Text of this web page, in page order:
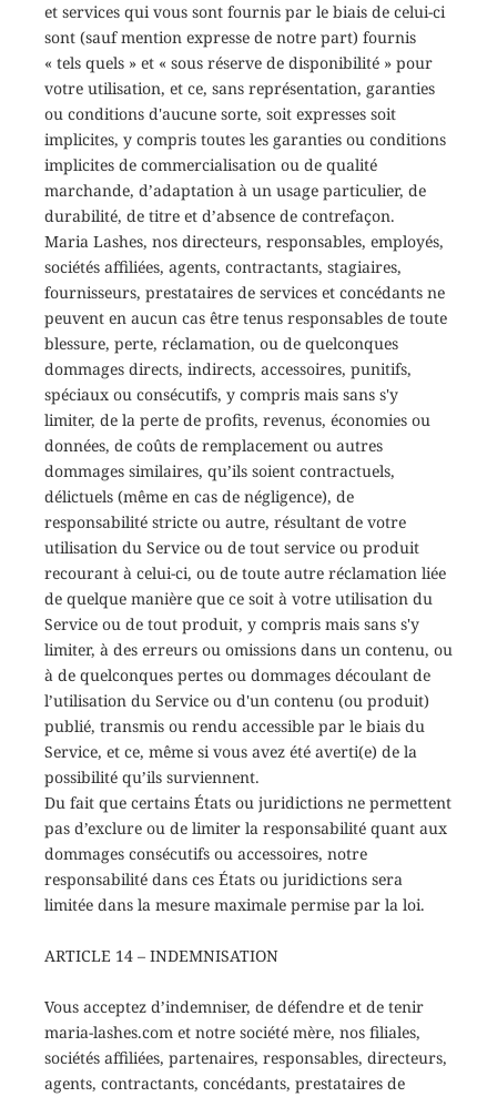
et services qui vous sont fournis par le biais de celui-ci
sont (sauf mention expresse de notre part) fournis
« tels quels » et « sous réserve de disponibilité » pour
votre utilisation, et ce, sans représentation, garanties
ou conditions d'aucune sorte, soit expresses soit
implicites, y compris toutes les garanties ou conditions
implicites de commercialisation ou de qualité
marchande, d’adaptation à un usage particulier, de
durabilité, de titre et d’absence de contrefaçon.
Maria Lashes, nos directeurs, responsables, employés,
sociétés affiliées, agents, contractants, stagiaires,
fournisseurs, prestataires de services et concédants ne
peuvent en aucun cas être tenus responsables de toute
blessure, perte, réclamation, ou de quelconques
dommages directs, indirects, accessoires, punitifs,
spéciaux ou consécutifs, y compris mais sans s'y
limiter, de la perte de profits, revenus, économies ou
données, de coûts de remplacement ou autres
dommages similaires, qu’ils soient contractuels,
délictuels (même en cas de négligence), de
responsabilité stricte ou autre, résultant de votre
utilisation du Service ou de tout service ou produit
recourant à celui-ci, ou de toute autre réclamation liée
de quelque manière que ce soit à votre utilisation du
Service ou de tout produit, y compris mais sans s'y
limiter, à des erreurs ou omissions dans un contenu, ou
à de quelconques pertes ou dommages découlant de
l’utilisation du Service ou d'un contenu (ou produit)
publié, transmis ou rendu accessible par le biais du
Service, et ce, même si vous avez été averti(e) de la
possibilité qu’ils surviennent.
Du fait que certains États ou juridictions ne permettent
pas d’exclure ou de limiter la responsabilité quant aux
dommages consécutifs ou accessoires, notre
responsabilité dans ces États ou juridictions sera
limitée dans la mesure maximale permise par la loi.
ARTICLE 14 – INDEMNISATION
Vous acceptez d’indemniser, de défendre et de tenir
maria-lashes.com et notre société mère, nos filiales,
sociétés affiliées, partenaires, responsables, directeurs,
agents, contractants, concédants, prestataires de